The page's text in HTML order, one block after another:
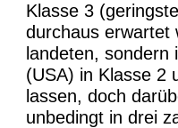
Klasse 3
durchaus erwartet
landeten,
(USA) in Klasse 2
lassen, doch
unbedingt in drei